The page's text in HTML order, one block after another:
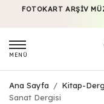
FOTOKART ARŞIV
MENÜ
Ana Sayfa / Kitap-
Sanat Dergisi